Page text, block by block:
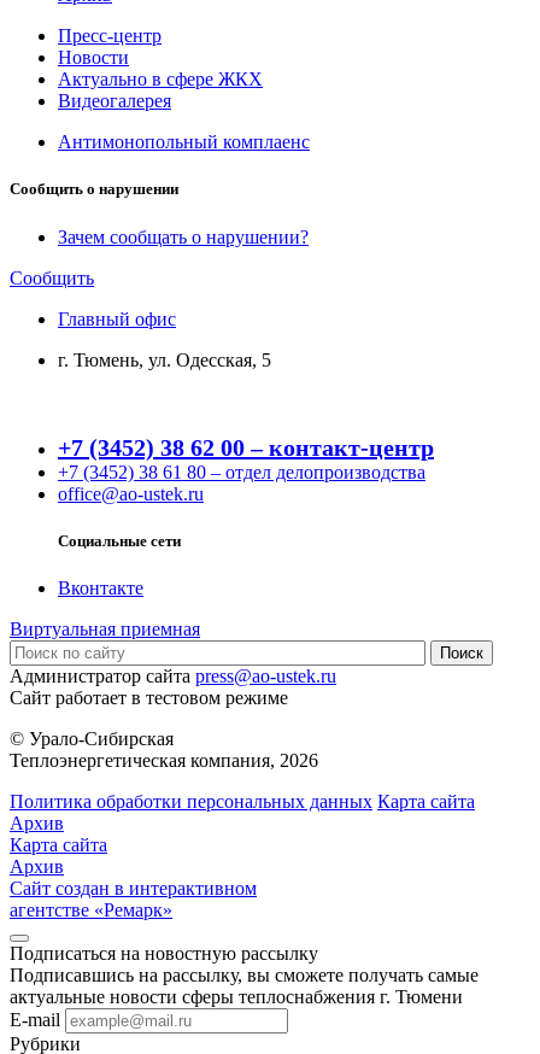
Пресс-центр
Новости
Актуально в сфере ЖКХ
Видеогалерея
Антимонопольный комплаенс
Сообщить о нарушении
Зачем сообщать о нарушении?
Сообщить
Главный офис
г. Тюмень, ул. Одесская, 5
+7 (3452) 38 62 00 – контакт-центр
+7 (3452) 38 61 80 – отдел делопроизводства
office@ao-ustek.ru
Социальные сети
Вконтакте
Виртуальная приемная
Администратор сайта press@ao-ustek.ru
Сайт работает в тестовом режиме
© Урало-Сибирская
Теплоэнергетическая компания, 2026
Политика обработки персональных данных Карта сайта
Архив
Карта сайта
Архив
Сайт создан в интерактивном
агентстве «Ремарк»
Подписаться на новостную рассылку
Подписавшись на рассылку, вы сможете получать самые
актуальные новости сферы теплоснабжения г. Тюмени
E-mail
Рубрики